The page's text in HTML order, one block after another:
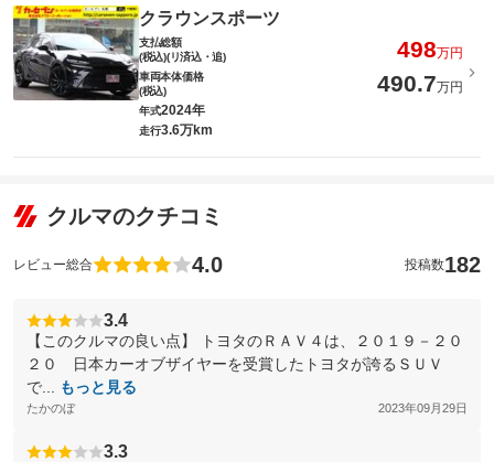
クラウンスポーツ
支払総額
(税込)(リ済込・追)
498万円
車両本体価格
(税込)
490.7万円
年式2024年
走行3.6万km
クルマのクチコミ
レビュー総合 4.0 投稿数182
3.4
【このクルマの良い点】 トヨタのＲＡＶ４は、２０１９－２０
２０ 日本カーオブザイヤーを受賞したトヨタが誇るＳＵＶ
で...
もっと見る
たかのぼ 2023年09月29日
3.3